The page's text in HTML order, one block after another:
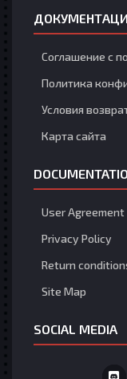
Соглашение с
Политика
Условия
Карта сайта
User Agreement
Privacy Policy
Return
Site Map
SOCIAL MEDIA